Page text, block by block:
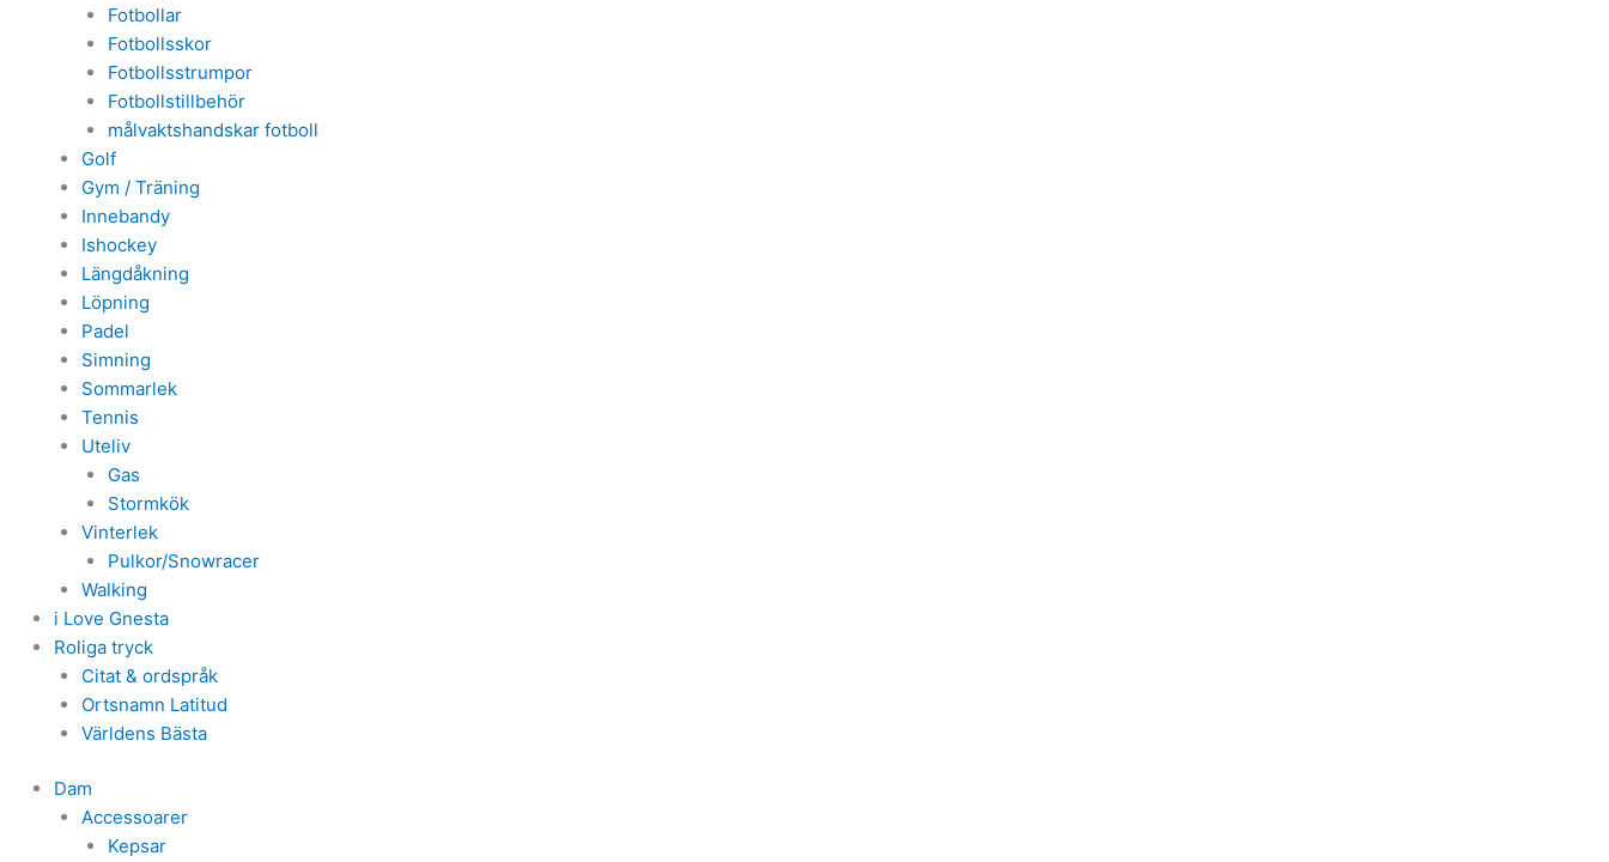
Fotbollar
Fotbollsskor
Fotbollsstrumpor
Fotbollstillbehör
målvaktshandskar fotboll
Golf
Gym / Träning
Innebandy
Ishockey
Längdåkning
Löpning
Padel
Simning
Sommarlek
Tennis
Uteliv
Gas
Stormkök
Vinterlek
Pulkor/Snowracer
Walking
i Love Gnesta
Roliga tryck
Citat & ordspråk
Ortsnamn Latitud
Världens Bästa
Dam
Accessoarer
Kepsar